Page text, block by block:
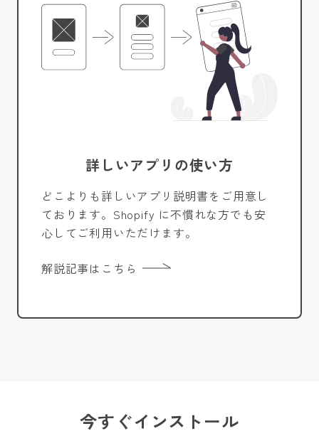
詳しいアプリの使い方
どこよりも詳しいアプリ説明書をご用意し
ております。Shopify に不慣れな方でも安
心してご利用いただけます。
解説記事はこちら
今すぐインストール